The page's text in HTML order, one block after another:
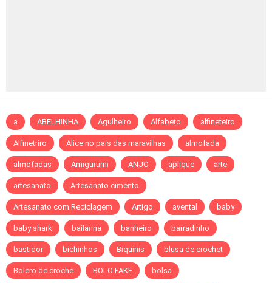
a ABELHINHA Agulheiro Alfabeto alfineteiro
Alfinetriro Alice no pais das maravilhas almofada
almofadas Amigurumi ANJO aplique arte
artesanato Artesanato cimento
Artesanato com Reciclagem Artigo avental baby
baby shark bailarina banheiro barradinho
bastidor bichinhos Biquínis blusa de crochet
Bolero de croche BOLO FAKE bolsa